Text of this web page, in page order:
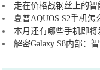
走在价格战钢丝上的
夏普AQUOS S2手机
本月还有哪些手机即
解密Galaxy S8内部：